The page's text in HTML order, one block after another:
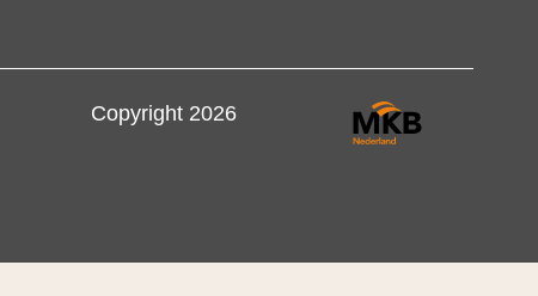
Copyright 2026